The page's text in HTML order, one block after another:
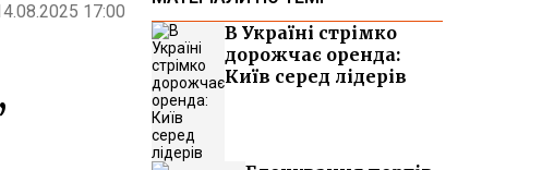
17:00
В Україні стрімко
дорожчає оренда:
Київ серед лідерів